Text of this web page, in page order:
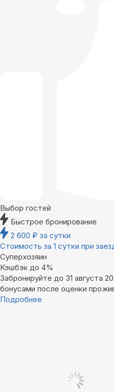
Выбор гостей
Быстрое бронирование
2 600 ₽ за сутки
Стоимость за 1 сутки при
Суперхозяин
Кэшбэк до 4%
Забронируйте до 31 августа
бонусами после оценки
Подробнее